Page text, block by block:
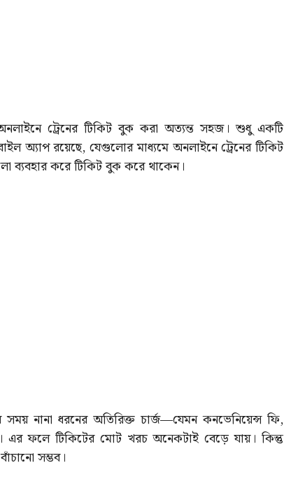
ট্রেনের টিকিট বুক করা অত্যন্ত সহজ। শুধু একটি
অ্যাপ রয়েছে, যেগুলোর মাধ্যমে অনলাইনে ট্রেনের টিকিট
ব্যবহার করে টিকিট বুক করে থাকেন।
নানা ধরনের অতিরিক্ত চার্জ—যেমন কনভেনিয়েন্স ফি,
এর ফলে টিকিটের মোট খরচ অনেকটাই বেড়ে যায়। কিন্তু
সম্ভব।